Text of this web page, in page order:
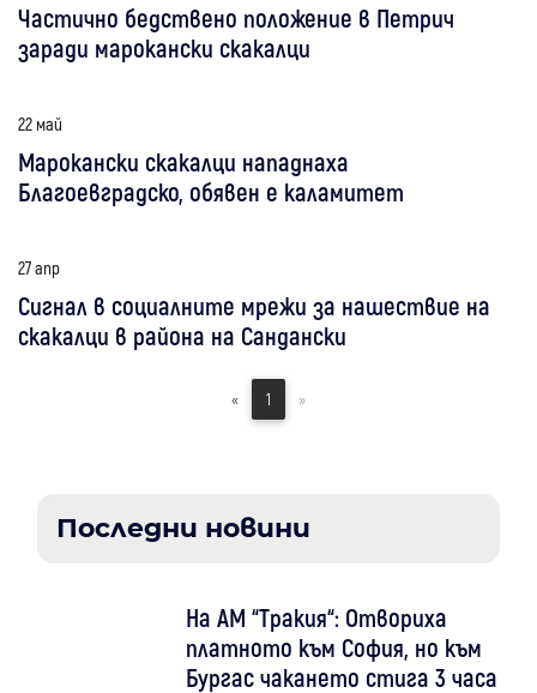
Частично бедствено положение в Петрич
заради марокански скакалци
22 май
Марокански скакалци нападнаха
Благоевградско, обявен е каламитет
27 апр
Сигнал в социалните мрежи за нашествие на
скакалци в района на Сандански
« 1 »
Последни новини
На АМ “Тракия“: Отвориха
платното към София, но към
Бургас чакането стига 3 часа